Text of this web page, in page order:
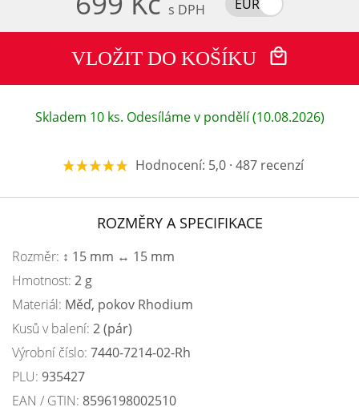
s DPH EUR
VLOŽIT DO KOŠÍKU
Skladem 10 ks. Odesíláme v pondělí (10.08.2026)
Hodnocení: 5,0 · 487 recenzí
ROZMĚRY A SPECIFIKACE
Rozměr: ↕ 15 mm ↔ 15 mm
Hmotnost: 2 g
Materiál: Měď, pokov Rhodium
Kusů v balení: 2 (pár)
Výrobní číslo: 7440-7214-02-Rh
PLU: 935427
EAN / GTIN: 8596198002510